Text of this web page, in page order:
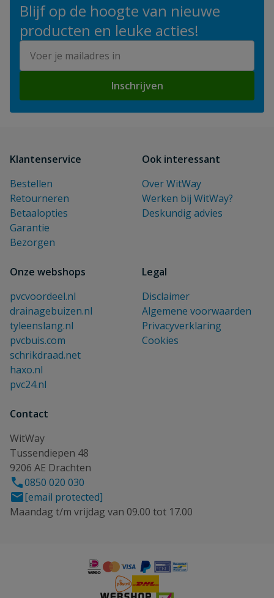
Blijf op de hoogte van nieuwe
producten en leuke acties!
Inschrijven
Klantenservice
Bestellen
Retourneren
Betaalopties
Garantie
Bezorgen
Ook interessant
Over WitWay
Werken bij WitWay?
Deskundig advies
Onze webshops
pvcvoordeel.nl
drainagebuizen.nl
tyleenslang.nl
pvcbuis.com
schrikdraad.net
haxo.nl
pvc24.nl
Legal
Disclaimer
Algemene voorwaarden
Privacyverklaring
Cookies
Contact
WitWay
Tussendiepen 48
9206 AE Drachten
0850 020 030
[email protected]
Maandag t/m vrijdag van 09.00 tot 17.00